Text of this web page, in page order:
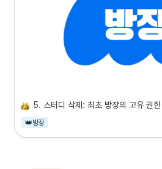
5. 스터디 삭제: 최초 방장의 고유 권한
👑방장